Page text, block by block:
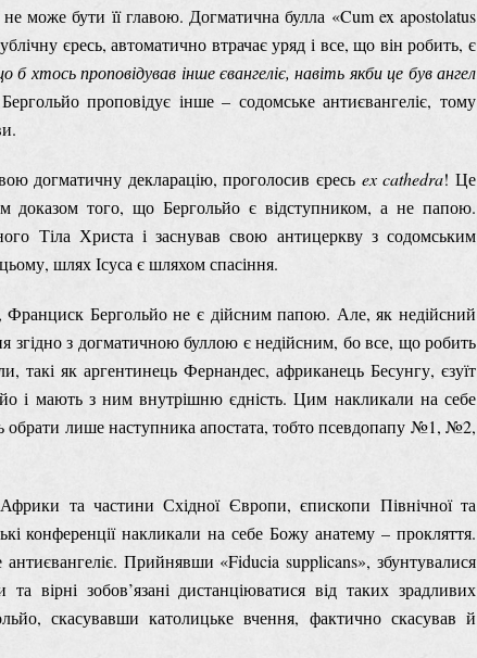
може бути її главою. Догматична булла «Cum ex apostolatus
єресь, автоматично втрачає уряд і все, що він робить, є
б хтось проповідував інше євангеліє, навіть якби це був ангел
Бергольйо проповідує інше – содомське антиєвангеліє, тому
догматичну декларацію, проголосив єресь ex cathedra! Це
того, що Бергольйо є відступником, а не папою.
Тіла Христа і заснував свою антицеркву з содомським
шлях Ісуса є шляхом спасіння.
Бергольйо не є дійсним папою. Але, як недійсний
згідно з догматичною буллою є недійсним, бо все, що робить
такі як аргентинець Фернандес, африканець Бесунгу, єзуїт
і мають з ним внутрішню єдність. Цим накликали на себе
лише наступника апостата, тобто псевдопапу №1, №2,
та частини Східної Європи, єпископи Північної та
конференції накликали на себе Божу анатему – прокляття.
Прийнявши «Fiducia supplicans», збунтувалися
зобов’язані дистанціюватися від таких зрадливих
скасувавши католицьке вчення, фактично скасував й